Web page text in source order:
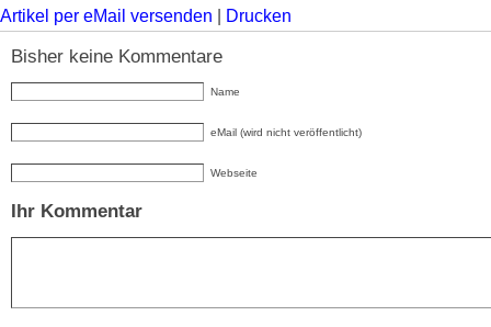
Artikel per eMail versenden Drucken
Bisher keine Kommentare
Name
eMail (wird nicht veröffentlicht)
Webseite
Ihr Kommentar